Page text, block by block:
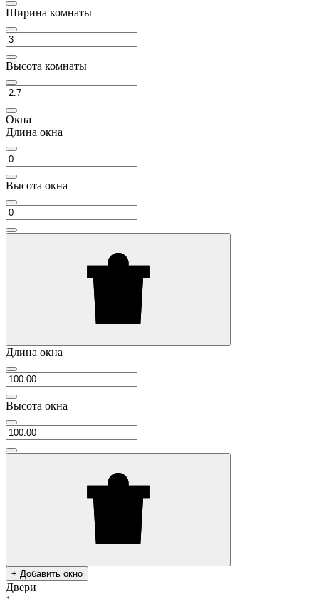
Ширина комнаты
Высота комнаты
Окна
Длина окна
Высота окна
Длина окна
Высота окна
+ Добавить окно
Двери